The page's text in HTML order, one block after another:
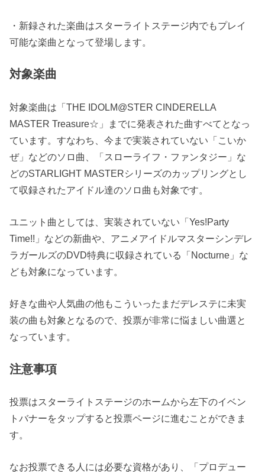
・新録された楽曲はスターライトステージ内でもプレイ
可能な楽曲 となって登場します。
対象楽曲
対象楽曲は「THE IDOLM@STER CINDERELLA
MASTER Treasure☆」までに発表された曲すべて となっ
ています。すなわち、今まで実装されていない「こいか
ぜ」などのソロ曲、「スローライフ・ファンタジー」な
どのSTARLIGHT MASTERシリーズのカップリングとし
て収録されたアイドル達のソロ曲も対象です。
ユニット曲としては、実装されていない「Yes!Party
Time!!」などの新曲や、アニメアイドルマスターシンデレ
ラガールズのDVD特典に収録されている「Nocturne」な
ども対象になっています。
好きな曲や人気曲の他もこういったまだデレステに未実
装の曲も対象となるので、投票が非常に悩ましい曲選と
なっています。
注意事項
投票はスターライトステージのホームから左下のイベン
トバナーをタップすると投票ページに進むことができま
す。
なお投票できる人には必要な資格があり、「プロデュー